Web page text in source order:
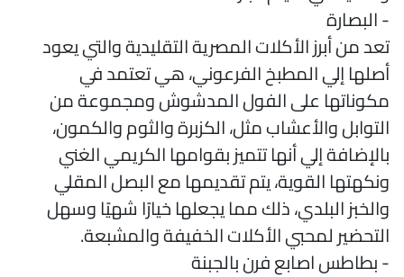
من أبرز الأكلات المصرية التقليدية والتي يعود
إلي المطبخ الفرعوني، هي تعتمد في
على الفول المدشوش ومجموعة من
والأعشاب مثل، الكزبرة والثوم والكمون،
إلي أنها تتميز بقوامها الكريمي الغني
القوية، يتم تقديمها مع البصل المقلي
البلدي، ذلك مما يجعلها خيارًا شهيًا وسهل
لمحبي الأكلات الخفيفة والمشبعة.
بطاطس اصابع فرن بالجبنة